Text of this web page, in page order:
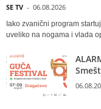
SE TV - 06.08.2026
Iako zvanični program
uveliko na nogama i vlada